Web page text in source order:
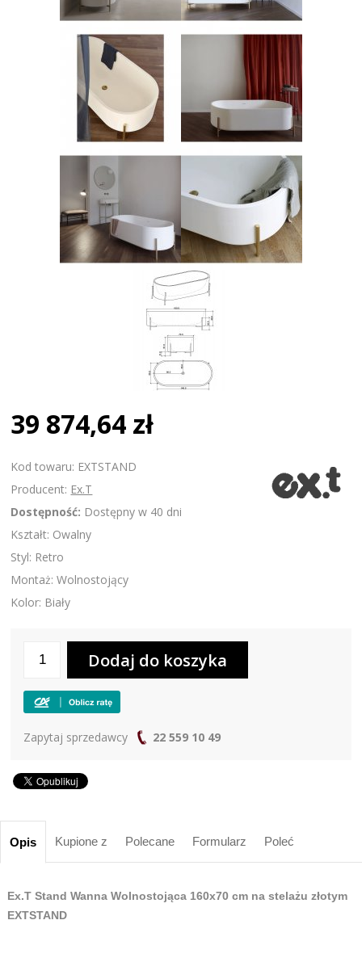
39 874,64 zł
Kod towaru: EXTSTAND
Producent: Ex.T
Dostępność: Dostępny w 40 dni
Kształt: Owalny
Styl: Retro
Montaż: Wolnostojący
Kolor: Biały
Zapytaj sprzedawcy 22 559 10 49
Opis Kupione z Polecane Formularz Poleć
Ex.T Stand Wanna Wolnostojąca 160x70 cm na stelażu złotym
EXTSTAND